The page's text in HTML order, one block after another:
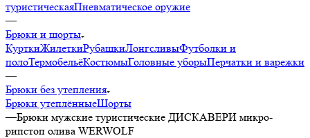
туристическаяПневматическое оружие
—
Брюки и шорты
КурткиЖилеткиРубашкиЛонгсливыФутболки и
полоТермобельёКостюмыГоловные уборыПерчатки и варежки
—
Брюки без утепления
Брюки утеплённыеШорты
—Брюки мужские туристические ДИСКАВЕРИ микро-
рипстоп олива WERWOLF